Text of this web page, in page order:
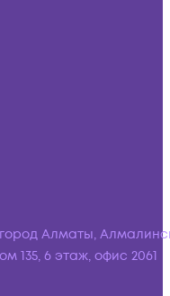
Алматы,
135, 6 этаж, офис 2061